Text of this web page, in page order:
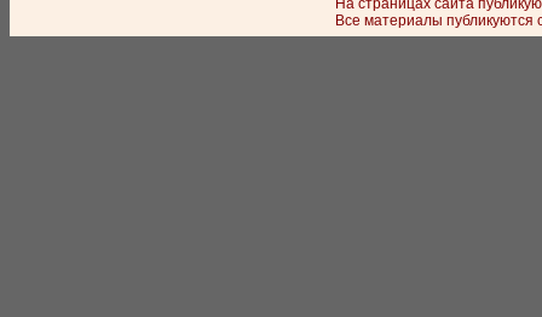
На страницах сайта
Все материалы публикуются